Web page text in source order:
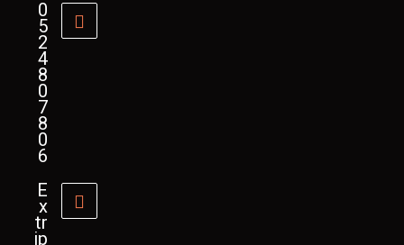
0
5
2
4
8
0
7
8
0
6
E
x
tr
ip